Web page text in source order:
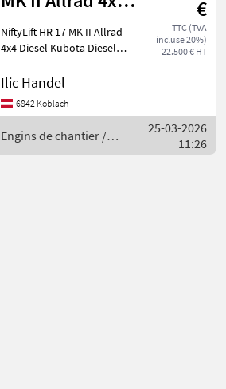
Diesel
€
TTC (TVA
incluse 20%)
22.500 € HT
NiftyLift HR 17 MK II Allrad
4x4 Diesel Kubota Diesel
Stunden 2410 h Zustand
Gut Sofort Einsatsbereit
Ilic Handel
6842 Koblach
Engins de chantier /
Niftylift
25-03-2026
11:26